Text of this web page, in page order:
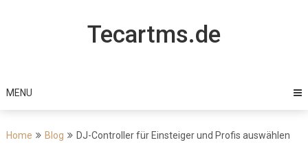
Tecartms.de
MENU
Home Blog DJ-Controller für Einsteiger und Profis auswählen